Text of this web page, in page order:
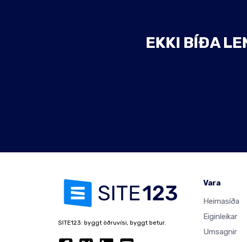
EKKI BÍÐA
SITE123: byggt öðruvísi, byggt betur.
Vara
Heimasíða
Eiginleikar
Umsagnir